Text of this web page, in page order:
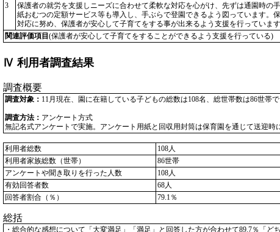
3
保護者の就労を支援しニーズに合わせて柔軟な対応を心がけ、先ずは通園時
紙おむつの定額サービス等も導入し、手ぶらで登園できるよう図っています
対応に努め、保護者が安心して子育てをする事が出来るよう支援を行っています
関連評価項目(保護者が安心して子育てをすることができるよう支援を行っている)
Ⅳ 利用者調査結果
調査概要
調査対象： 11月現在、園に在籍している子どもの総数は108名、総世帯数は86世帯で
調査方法： アンケート方式
無記名式アンケートで実施。アンケート用紙と回収用封筒は保育園を通じて送迎
利用者総数
108人
利用者家族総数（世帯）
86世帯
アンケートや聞き取りを行った人数
108人
有効回答者数
68人
回答者割合（％）
79.1％
総括
・総合的な感想について「大変満足」「満足」と回答した方が合わせて89.7％「